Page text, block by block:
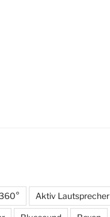
Aktiv Lautsprecher